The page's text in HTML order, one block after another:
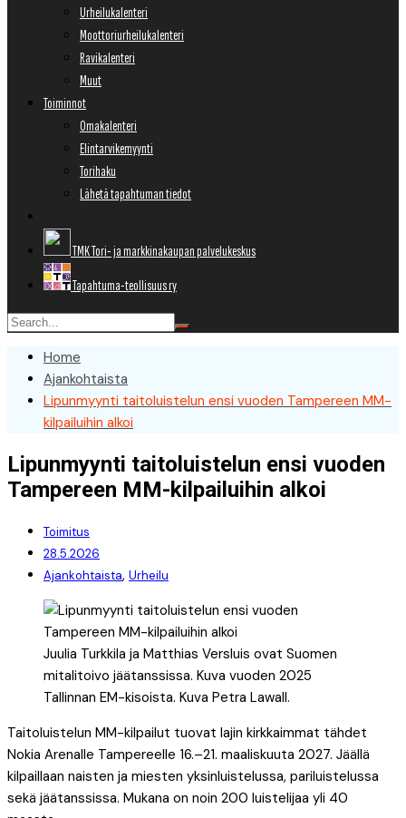
Urheilukalenteri
Moottoriurheilukalenteri
Ravikalenteri
Muut
Toiminnot
Omakalenteri
Elintarvikemyynti
Torihaku
Lähetä tapahtuman tiedot
TMK Tori- ja markkinakaupan palvelukeskus
Tapahtuma-teollisuus ry
Home
Ajankohtaista
Lipunmyynti taitoluistelun ensi vuoden Tampereen MM-
kilpailuihin alkoi
Lipunmyynti taitoluistelun ensi vuoden
Tampereen MM-kilpailuihin alkoi
Toimitus
28.5.2026
Ajankohtaista, Urheilu
Juulia Turkkila ja Matthias Versluis ovat Suomen
mitalitoivo jäätanssissa. Kuva vuoden 2025
Tallinnan EM-kisoista. Kuva Petra Lawall.
Taitoluistelun MM-kilpailut tuovat lajin kirkkaimmat tähdet
Nokia Arenalle Tampereelle 16.–21. maaliskuuta 2027. Jäällä
kilpaillaan naisten ja miesten yksinluistelussa, pariluistelussa
sekä jäätanssissa. Mukana on noin 200 luistelijaa yli 40